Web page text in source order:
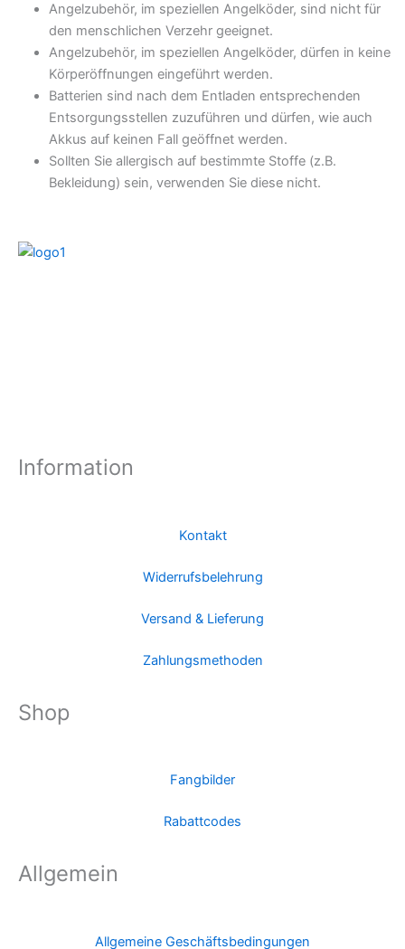
Angelzubehör, im speziellen Angelköder, sind nicht für
den menschlichen Verzehr geeignet.
Angelzubehör, im speziellen Angelköder, dürfen in keine
Körperöffnungen eingeführt werden.
Batterien sind nach dem Entladen entsprechenden
Entsorgungsstellen zuzuführen und dürfen, wie auch
Akkus auf keinen Fall geöffnet werden.
Sollten Sie allergisch auf bestimmte Stoffe (z.B.
Bekleidung) sein, verwenden Sie diese nicht.
Information
Kontakt
Widerrufsbelehrung
Versand & Lieferung
Zahlungsmethoden
Shop
Fangbilder
Rabattcodes
Allgemein
Allgemeine Geschäftsbedingungen